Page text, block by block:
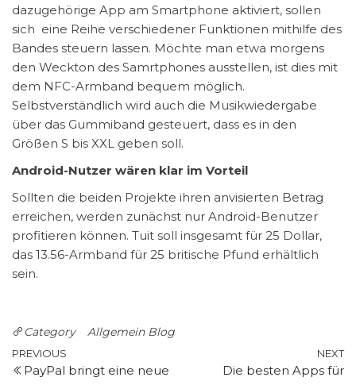
dazugehörige App am Smartphone aktiviert, sollen
sich eine Reihe verschiedener Funktionen mithilfe des
Bandes steuern lassen. Möchte man etwa morgens
den Weckton des Samrtphones ausstellen, ist dies mit
dem NFC-Armband bequem möglich.
Selbstverständlich wird auch die Musikwiedergabe
über das Gummiband gesteuert, dass es in den
Größen S bis XXL geben soll.
Android-Nutzer wären klar im Vorteil
Sollten die beiden Projekte ihren anvisierten Betrag
erreichen, werden zunächst nur Android-Benutzer
profitieren können. Tuit soll insgesamt für 25 Dollar,
das 13.56-Armband für 25 britische Pfund erhältlich
sein.
Category Allgemein Blog
Post
Previous
Post
PREVIOUS
PayPal bringt eine neue
NEXT
Die besten Apps für